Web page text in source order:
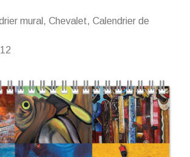
mural, Chevalet, Calendrier de